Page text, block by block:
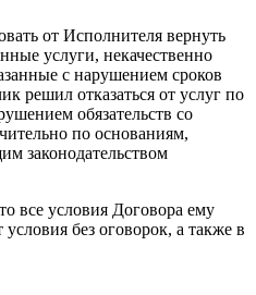
от Исполнителя вернуть
услуги, некачественно
с нарушением сроков
решил отказаться от услуг по
обязательств со
по основаниям,
законодательством
все условия Договора ему
без оговорок, а также в